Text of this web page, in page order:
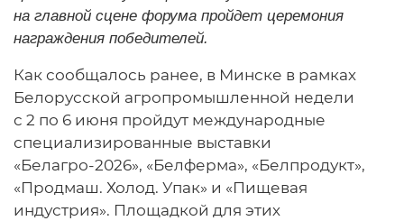
на главной сцене форума пройдет церемония
награждения победителей.
Как сообщалось ранее, в Минске в рамках
Белорусской агропромышленной недели
с 2 по 6 июня пройдут международные
специализированные выставки
«Белагро-2026», «Белферма», «Белпродукт»,
«Продмаш. Холод. Упак» и «Пищевая
индустрия». Площадкой для этих